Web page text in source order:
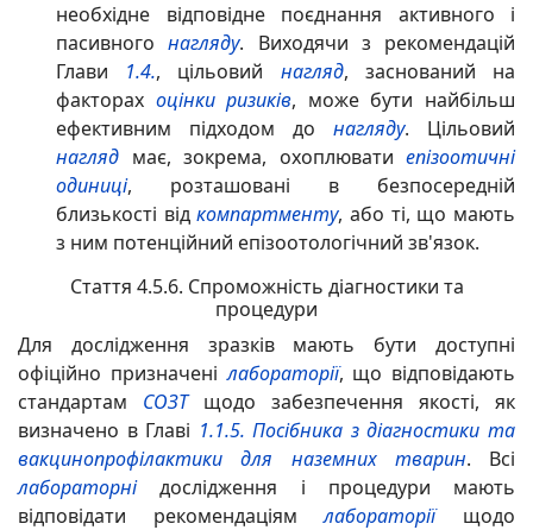
необхідне відповідне поєднання активного і
пасивногонагляду. Виходячи з рекомендацій
Глави 1.4., цільовий нагляд, заснований на
факторах оцінки ризиків, може бути найбільш
ефективним підходом до нагляду. Цільовий
нагляд має, зокрема, охоплювати епізоотичні
одиниці, розташовані в безпосередній
близькості відкомпартменту, або ті, що мають
з ним потенційний епізоотологічний зв'язок.
Стаття 4.5.6. Спроможність діагностики та
процедури
Для дослідження зразків мають бути доступні
офіційно призначенілабораторії, що відповідають
стандартам СОЗТщодо забезпечення якості, як
визначено в Главі 1.1.5. Посібника з діагностики та
вакцинопрофілактики для наземних тварин. Всі
лабораторнідослідження і процедури мають
відповідати рекомендаціямлабораторіїщодо